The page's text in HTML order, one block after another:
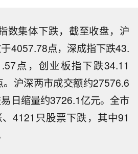
数集体下跌，截至收盘，沪
4057.78点，深成指下跌43.
点，创业板指下跌34.11
沪深两市成交额约27576.6
日缩量约3726.1亿元。全市
4121只股票下跌，其中91